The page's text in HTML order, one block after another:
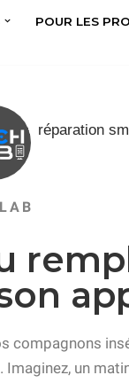
POUR LES
compagnons
un